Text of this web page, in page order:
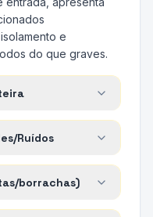
e
do que graves.
Ruídos
borrachas)